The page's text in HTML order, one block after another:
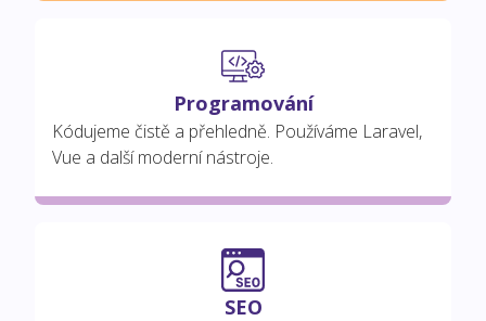
Programování
Kódujeme čistě a přehledně. Používáme Laravel,
Vue a další moderní nástroje.
SEO